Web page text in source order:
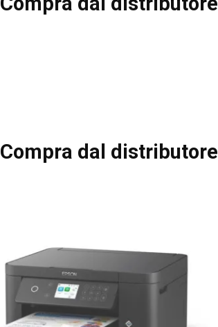
Compra dal distributore